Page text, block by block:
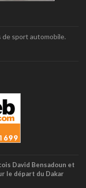
de sport automobile.
David Bensadoun et
le départ du Dakar